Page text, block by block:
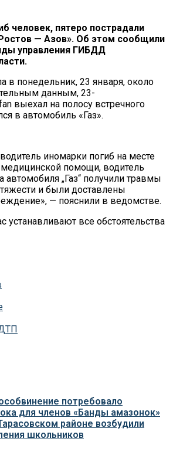
человек, пятеро пострадали
— Азов». Об этом сообщили
управления ГИБДД
в понедельник, 23 января, около
данным, 23-
выехал на полосу встречного
в автомобиль «Газ».
иномарки погиб на месте
помощи, водитель
автомобиля „Газ“ получили травмы
и были доставлены
— пояснили в ведомстве.
устанавливают все обстоятельства
потребовало
для членов «Банды амазонок»
районе возбудили
школьников